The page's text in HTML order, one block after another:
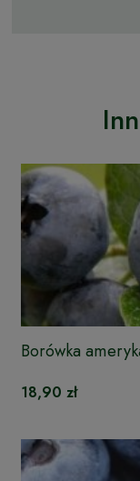
Borówka
18,90 zł